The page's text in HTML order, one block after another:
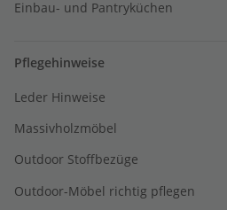
Einbau- und Pantryküchen
Pflegehinweise
Leder Hinweise
Massivholzmöbel
Outdoor Stoffbezüge
Outdoor-Möbel richtig pflegen